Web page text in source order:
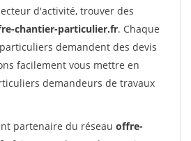
d'activité, trouver des
chantier-particulier.fr. Chaque
demandent des devis
facilement vous mettre en
demandeurs de travaux
partenaire du réseau offre-